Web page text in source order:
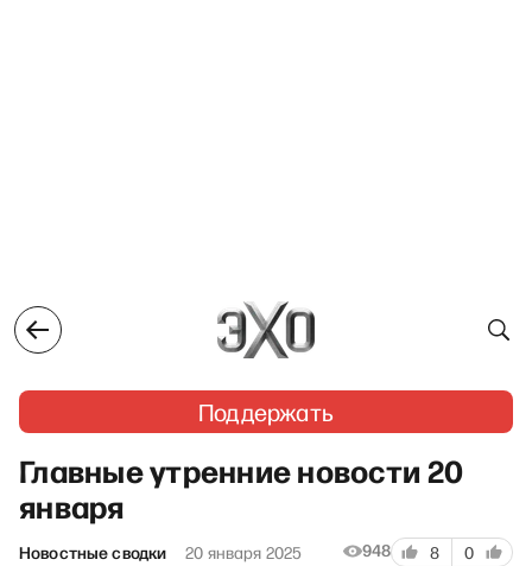
Поддержать
Главные утренние новости 20
января
Новостные сводки 20 января 2025 948 8 0